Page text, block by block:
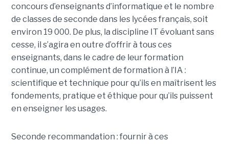
concours d’enseignants d’informatique et le nombre
de classes de seconde dans les lycées français, soit
environ 19 000. De plus, la discipline IT évoluant sans
cesse, il s’agira en outre d’offrir à tous ces
enseignants, dans le cadre de leur formation
continue, un complément de formation à l’IA :
scientifique et technique pour qu’ils en maîtrisent les
fondements, pratique et éthique pour qu’ils puissent
en enseigner les usages.
Seconde recommandation : fournir à ces